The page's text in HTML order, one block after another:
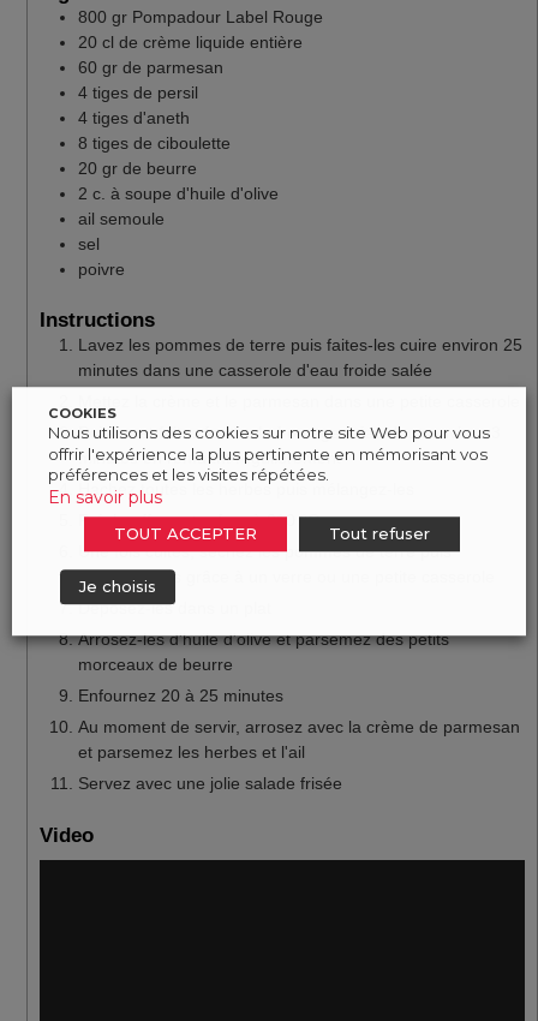
800 gr Pompadour Label Rouge
20 clde crème liquide entière
60 gr de parmesan
4 tiges de persil
4 tiges d'aneth
8 tiges de ciboulette
20 gr de beurre
2 c. à soupe d'huile d'olive
ail semoule
sel
poivre
Instructions
Lavez les pommes de terre puis faites-les cuire environ 25
minutes dans une casserole d'eau froide salée
Poivrez et faites fondre le fromage à feu doux environ 3
minutes en remuant régulièrement
Hachez toutes les herbes puis mélangez-les
Préchauffez votre four à 210 °C
Une fois cuites, séchez les pommes de terre puis
aplatissez-les grâce à un verre ou une petite casserole
Déposez-les dans un plat
Arrosez-les d'huile d'olive et parsemez des petits
morceaux de beurre
Enfournez 20 à 25 minutes
Au moment de servir, arrosez avec la crème de parmesan
et parsemez les herbes et l'ail
Servez avec une jolie salade frisée
Video
COOKIES
Nous utilisons des cookies sur notre site Web pour vous
offrir l'expérience la plus pertinente en mémorisant vos
préférences et les visites répétées.
En savoir plus
TOUT ACCEPTER Tout refuser
Je choisis